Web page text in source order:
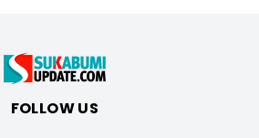
FOLLOW US